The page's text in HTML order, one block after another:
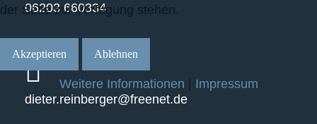
06203 660334
dieter.reinberger@freenet.de
der Seite zur Verfügung stehen.
Akzeptieren Ablehnen
Weitere Informationen | Impressum